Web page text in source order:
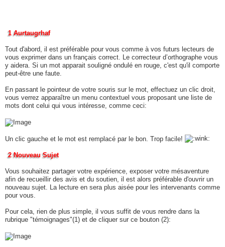
1 Aurtaugrhaf
Tout d'abord, il est préférable pour vous comme à vos futurs lecteurs de
vous exprimer dans un français correct. Le correcteur d’orthographe vous
y aidera. Si un mot apparait souligné ondulé en rouge, c'est qu'il comporte
peut-être une faute.
En passant le pointeur de votre souris sur le mot, effectuez un clic droit,
vous verrez apparaître un menu contextuel vous proposant une liste de
mots dont celui qui vous intéresse, comme ceci:
Un clic gauche et le mot est remplacé par le bon. Trop facile!
2 Nouveau Sujet
Vous souhaitez partager votre expérience, exposer votre mésaventure
afin de recueillir des avis et du soutien, il est alors préférable d'ouvrir un
nouveau sujet. La lecture en sera plus aisée pour les intervenants comme
pour vous.
Pour cela, rien de plus simple, il vous suffit de vous rendre dans la
rubrique "témoignages"(1) et de cliquer sur ce bouton (2):